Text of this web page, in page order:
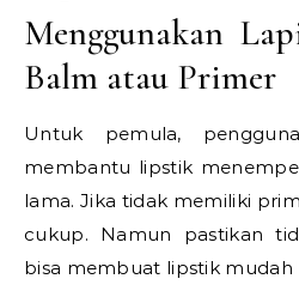
Menggunakan
Balm atau Primer
Untuk pemula,
membantu lipstik
lama. Jika tidak memiliki
cukup. Namun pastikan
bisa membuat lipstik mudah